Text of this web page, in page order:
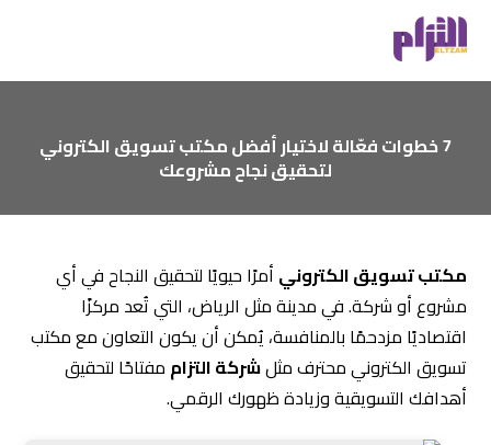
7 خطوات فعّالة لاختيار أفضل مكتب تسويق الكتروني
لتحقيق نجاح مشروعك
مكتب تسويق الكتروني أمرًا حيويًا لتحقيق النجاح في أي
مشروع أو شركة. في مدينة مثل الرياض، التي تُعد مركزًا
اقتصاديًا مزدحمًا بالمنافسة، يُمكن أن يكون التعاون مع مكتب
تسويق الكتروني محترف مثلشركة التزام مفتاحًا لتحقيق
أهدافك التسويقية وزيادة ظهورك الرقمي.